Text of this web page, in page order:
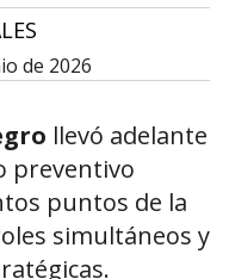
de 2026
llevó adelante
preventivo
puntos de la
simultáneos y